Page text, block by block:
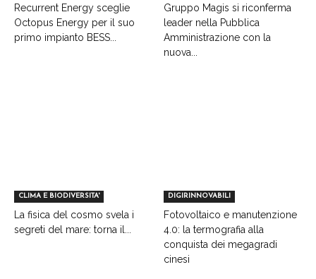
Recurrent Energy sceglie
Octopus Energy per il suo
primo impianto BESS...
Gruppo Magis si riconferma
leader nella Pubblica
Amministrazione con la
nuova...
CLIMA E BIODIVERSITA'
La fisica del cosmo svela i
segreti del mare: torna il...
DIGIRINNOVABILI
Fotovoltaico e manutenzione
4.0: la termografia alla
conquista dei megagradi
cinesi